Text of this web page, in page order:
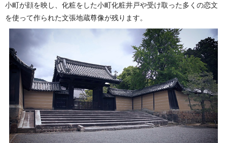
小町が顔を映し、化粧をした小町化粧井戸や受け取った多くの恋文
を使って作られた文張地蔵尊像が残ります。